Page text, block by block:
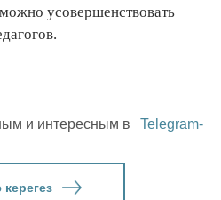
усовершенствовать
и интересным в
Telegram-